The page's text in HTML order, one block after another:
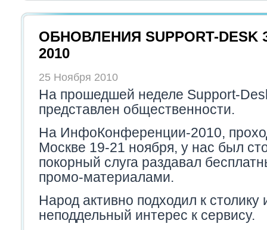
ОБНОВЛЕНИЯ SUPPORT-
2010
25 Ноября 2010
На прошедшей неделе Support-
представлен общественности.
На ИнфоКонференции-2010,
Москве 19-21 ноября, у нас был
покорный слуга раздавал
промо-материалами.
Народ активно подходил к столику
неподдельный интерес к сервису.